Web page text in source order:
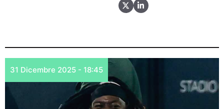
31 Dicembre 2025 - 18:45